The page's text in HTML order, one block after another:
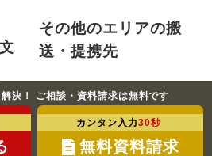
決！ ご相談・資料請求は無料です
カンタン入力30秒
無料資料請求
その他のエリアの搬
送・提携先